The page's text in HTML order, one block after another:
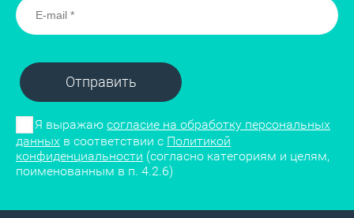
Отправить
Я выражаю согласие на обработку персональных
данных в соответствии с Политикой
конфиденциальности (согласно категориям и целям,
поименованным в п. 4.2.6)